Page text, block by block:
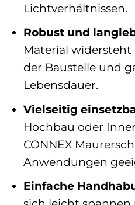
Lichtverhältnissen.
Robust und
Material
der Baustelle und
Lebensdauer.
Vielseitig
Hochbau oder
CONNEX
Anwendungen
Einfache